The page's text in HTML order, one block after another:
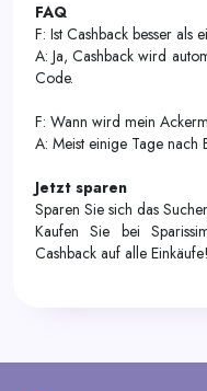
FAQ
F: Ist Cashback besser als
A: Ja, Cashback wird
Code.
F: Wann wird mein
A: Meist einige Tage nach
Jetzt sparen
Sparen Sie sich das
Kaufen Sie bei
Cashback auf alle Einkäufe!